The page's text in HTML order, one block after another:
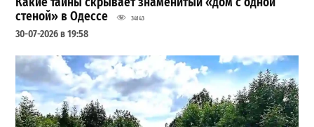
стеной» в Одессе
34143
30-07-2026 в 19:58